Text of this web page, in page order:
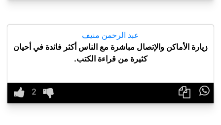
عبد الرحمن منيف
زيارة الأماكن والإتصال مباشرة مع الناس أكثر فائدة في أحيان
كثيرة من قراءة الكتب.
